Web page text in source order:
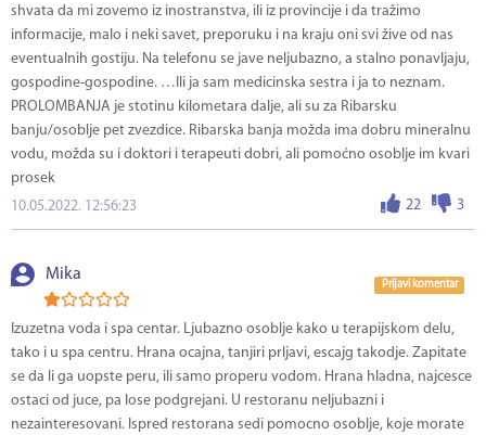
shvata da mi zovemo iz inostranstva, ili iz provincije i da tražimo
informacije, malo i neki savet, preporuku i na kraju oni svi žive od nas
eventualnih gostiju. Na telefonu se jave neljubazno, a stalno ponavljaju,
gospodine-gospodine. …Ili ja sam medicinska sestra i ja to neznam.
PROLOMBANJA je stotinu kilometara dalje, ali su za Ribarsku
banju/osoblje pet zvezdice. Ribarska banja možda ima dobru mineralnu
vodu, možda su i doktori i terapeuti dobri, ali pomoćno osoblje im kvari
prosek
22
3
10.05.2022. 12:56:23
Mika
Prijavi komentar
Izuzetna voda i spa centar. Ljubazno osoblje kako u terapijskom delu,
tako i u spa centru. Hrana ocajna, tanjiri prljavi, escajg takodje. Zapitate
se da li ga uopste peru, ili samo properu vodom. Hrana hladna, najcesce
ostaci od juce, pa lose podgrejani. U restoranu neljubazni i
nezainteresovani. Ispred restorana sedi pomocno osoblje, koje morate